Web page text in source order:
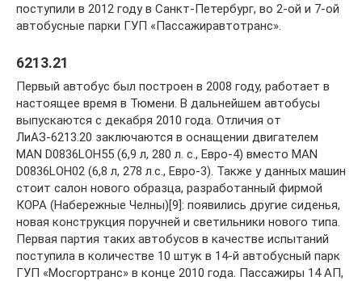
поступили в 2012 году в Санкт-Петербург, во 2-ой и 7-ой
автобусные парки ГУП «Пассажиравтотранс».
6213.21
Первый автобус был построен в 2008 году, работает в
настоящее время в Тюмени. В дальнейшем автобусы
выпускаются с декабря 2010 года. Отличия от
ЛиАЗ-6213.20 заключаются в оснащении двигателем
MAN D0836LOH55 (6,9 л, 280 л. с., Евро-4) вместо MAN
D0836LOH02 (6,8 л, 278 л.c., Евро-3). Также у данных машин
стоит салон нового образца, разработанный фирмой
КОРА (Набережные Челны)[9]: появились другие сиденья,
новая конструкция поручней и светильники нового типа.
Первая партия таких автобусов в качестве испытаний
поступила в количестве 10 штук в 14-й автобусный парк
ГУП «Мосгортранс» в конце 2010 года. Пассажиры 14 АП,